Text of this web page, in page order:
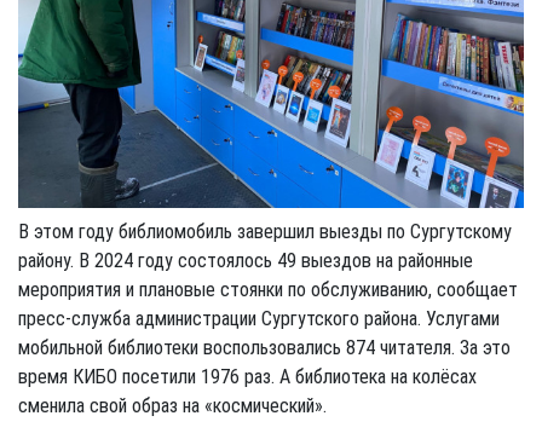
В этом году библиомобиль завершил выезды по Сургутскому
району. В 2024 году состоялось 49 выездов на районные
мероприятия и плановые стоянки по обслуживанию, сообщает
пресс-служба администрации Сургутского района. Услугами
мобильной библиотеки воспользовались 874 читателя. За это
время КИБО посетили 1976 раз. А библиотека на колёсах
сменила свой образ на «космический».